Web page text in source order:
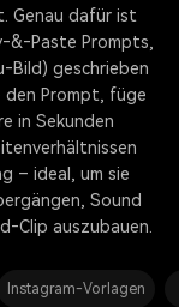
Genau dafür ist
Prompts,
geschrieben
den Prompt, füge
in Sekunden
– ideal, um sie
Sound
auszubauen.
Instagram-Vorlagen